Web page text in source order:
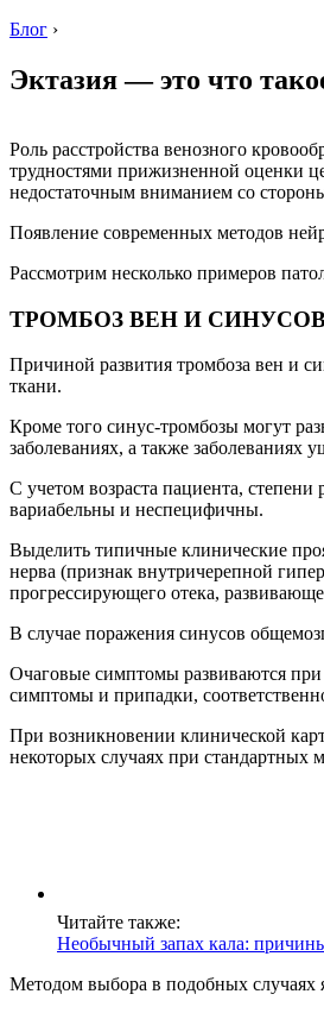
Блог ›
Эктазия — это что
Роль расстройства венозного
трудностями прижизненной оценки
недостаточным вниманием со
Появление современных методов
Рассмотрим несколько примеров
ТРОМБОЗ ВЕН И
Причиной развития тромбоза вен и
ткани.
Кроме того синус-тромбозы могут
заболеваниях, а также заболеваниях
С учетом возраста пациента,
вариабельны и неспецифичны.
Выделить типичные клинические
нерва (признак внутричерепной
прогрессирующего отека,
В случае поражения синусов
Очаговые симптомы развиваются при
симптомы и припадки,
При возникновении клинической
некоторых случаях при стандартных
Читайте также:
Необычный запах кала:
Методом выбора в подобных случаях